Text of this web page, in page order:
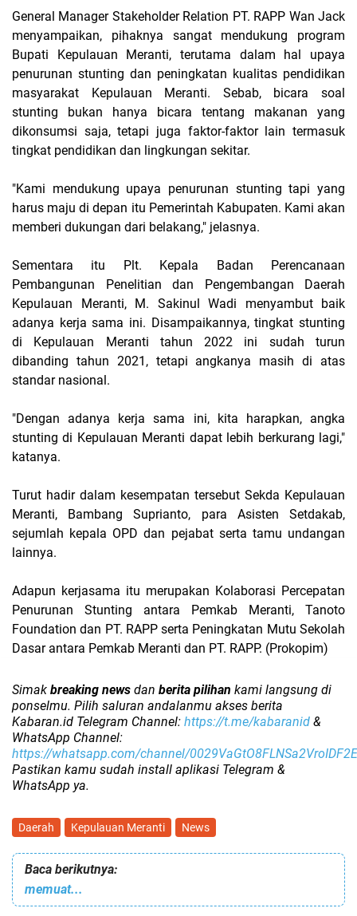
General Manager Stakeholder Relation PT. RAPP Wan Jack
menyampaikan, pihaknya sangat mendukung program
Bupati Kepulauan Meranti, terutama dalam hal upaya
penurunan stunting dan peningkatan kualitas pendidikan
masyarakat Kepulauan Meranti. Sebab, bicara soal
stunting bukan hanya bicara tentang makanan yang
dikonsumsi saja, tetapi juga faktor-faktor lain termasuk
tingkat pendidikan dan lingkungan sekitar.
"Kami mendukung upaya penurunan stunting tapi yang
harus maju di depan itu Pemerintah Kabupaten. Kami akan
memberi dukungan dari belakang," jelasnya.
Sementara itu Plt. Kepala Badan Perencanaan
Pembangunan Penelitian dan Pengembangan Daerah
Kepulauan Meranti, M. Sakinul Wadi menyambut baik
adanya kerja sama ini. Disampaikannya, tingkat stunting
di Kepulauan Meranti tahun 2022 ini sudah turun
dibanding tahun 2021, tetapi angkanya masih di atas
standar nasional.
"Dengan adanya kerja sama ini, kita harapkan, angka
stunting di Kepulauan Meranti dapat lebih berkurang lagi,"
katanya.
Turut hadir dalam kesempatan tersebut Sekda Kepulauan
Meranti, Bambang Suprianto, para Asisten Setdakab,
sejumlah kepala OPD dan pejabat serta tamu undangan
lainnya.
Adapun kerjasama itu merupakan Kolaborasi Percepatan
Penurunan Stunting antara Pemkab Meranti, Tanoto
Foundation dan PT. RAPP serta Peningkatan Mutu Sekolah
Dasar antara Pemkab Meranti dan PT. RAPP. (Prokopim)
Simak breaking news dan berita pilihan kami langsung di
ponselmu. Pilih saluran andalanmu akses berita
Kabaran.id Telegram Channel: https://t.me/kabaranid &
WhatsApp Channel:
https://whatsapp.com/channel/0029VaGtO8FLNSa2VroIDF2E
Pastikan kamu sudah install aplikasi Telegram &
WhatsApp ya.
Daerah Kepulauan Meranti News
Baca berikutnya:
memuat...